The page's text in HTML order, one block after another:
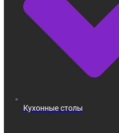
Кухонные столы